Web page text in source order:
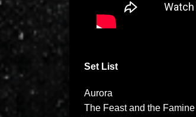
Set List
Aurora
The Feast and the Famine